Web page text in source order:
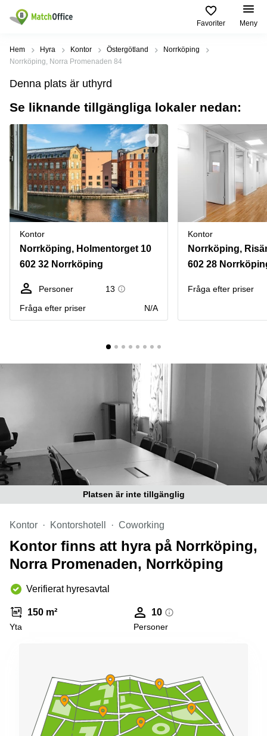
Favoriter Meny
Hyra / hyra ut
Kategorier
Kontor
Kontorshotell
Coworking
space
Lagerlokaler
Industrilokaler
Butikslokaler
Verkstad
Mötesrum
kontor
Populära
Städer
Stockholm
Göteborg
Malmö
Uppsala
Norrköping
Östermalm
Skåne
Vasastan
Populära
sökningar
Kontorshotell
Stockholm
Hyra lokal
Stockholm
Kontorshotell
Göteborg
Coworking
Stockholm
Kontorshotell
Malmö
Coworking
Malmö
Lediga
Hjälp
Om oss
Bli hyresvärd
Logga in
Hem Hyra Kontor Östergötland
Norrköping
Norrköping, Norra Promenaden 84
Denna plats är uthyrd
Se liknande tillgängliga lokaler nedan:
Kontor
Norrköping, Holmentorget 10
602 32 Norrköping
Personer
13
Fråga efter priser
N/A
Kontor
Norrköping,
602 28
Fråga efter priser
Platsen är inte tillgänglig
Kontor Kontorshotell Coworking
Kontor finns att hyra på Norrköping,
Norra Promenaden, Norrköping
Verifierat hyresavtal
150 m²
Yta
10
Personer